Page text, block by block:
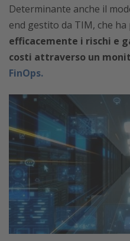
Determinante anche il
end gestito da TIM, che ha
efficacemente i rischi e
costi attraverso un
FinOps.